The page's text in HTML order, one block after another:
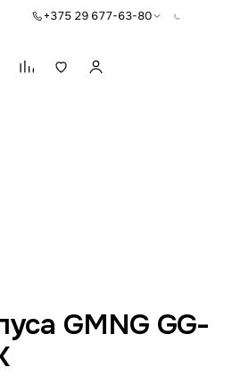
+375 29 677-63-80
GMNG GG-